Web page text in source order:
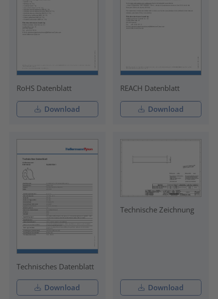
RoHS Datenblatt
Download
REACH Datenblatt
Download
Technisches Datenblatt
Download
Technische Zeichnung
Download